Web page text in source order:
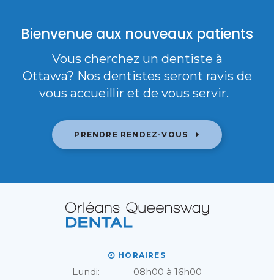
Bienvenue aux nouveaux patients
Vous cherchez un dentiste à
Ottawa? Nos dentistes seront ravis de
vous accueillir et de vous servir.
PRENDRE RENDEZ-VOUS
HORAIRES
Lundi:
08h00 à 16h00